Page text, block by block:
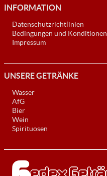
INFORMATION
Datenschutzrichtlinien
Bedingungen und Konditionen
Impressum
UNSERE GETRÄNKE
Wasser
AfG
Bier
Wein
Spirituosen